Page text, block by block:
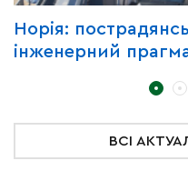
Норія:
інженерний
ВСІ